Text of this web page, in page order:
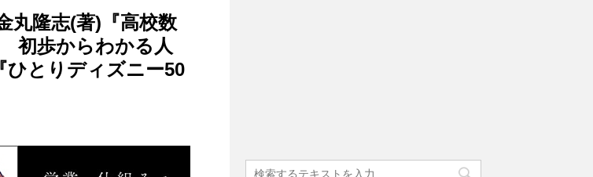
丸隆志(著)『高校数
初歩からわかる人
ひとりディズニー50